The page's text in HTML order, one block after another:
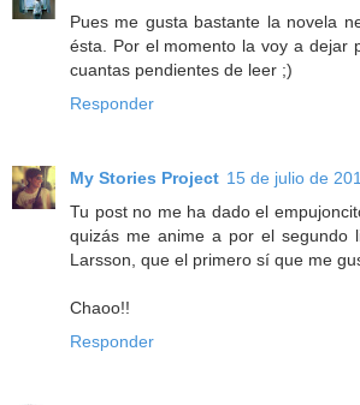
Pues me gusta bastante la novela
ésta. Por el momento la voy a dejar
cuantas pendientes de leer ;)
Responder
My Stories Project 15 de julio de
Tu post no me ha dado el
quizás me anime a por el segundo
Larsson, que el primero sí que me
Chaoo!!
Responder